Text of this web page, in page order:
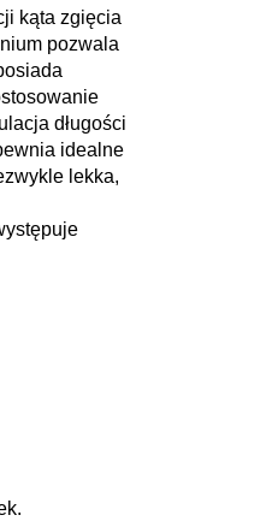
kąta zgięcia
pozwala
długości
idealne
lekka,